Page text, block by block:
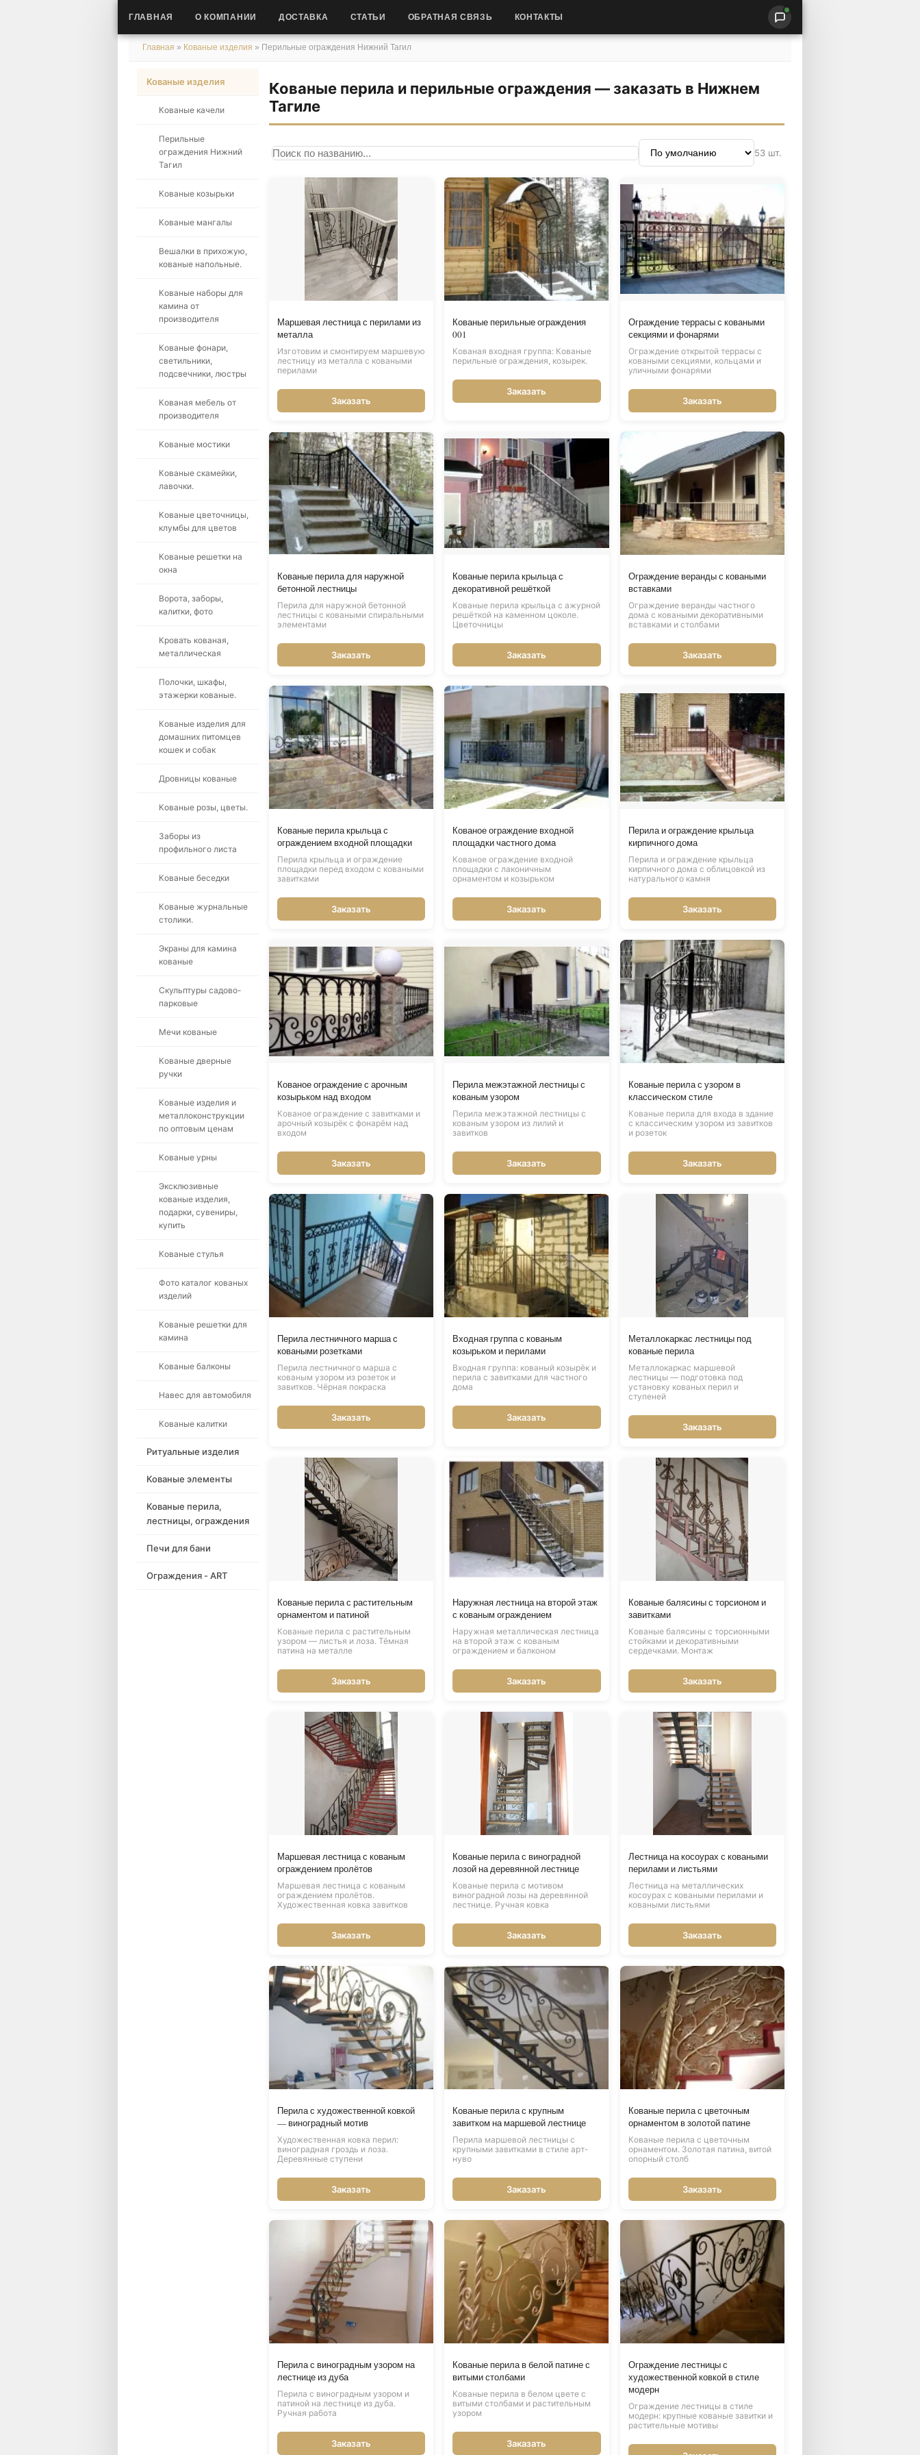
ГЛАВНАЯ О КОМПАНИИ ДОСТАВКА СТАТЬИ ОБРАТНАЯ СВЯЗЬ КОНТАКТЫ
Главная » Кованые изделия » Перильные ограждения Нижний Тагил
Кованые изделия
Кованые качели
Перильные
ограждения Нижний
Тагил
Кованые козырьки
Кованые мангалы
Вешалки в прихожую,
кованые напольные.
Кованые наборы для
камина от
производителя
Кованые фонари,
светильники,
подсвечники, люстры
Кованая мебель от
производителя
Кованые мостики
Кованые скамейки,
лавочки.
Кованые цветочницы,
клумбы для цветов
Кованые решетки на
окна
Ворота, заборы,
калитки, фото
Кровать кованая,
металлическая
Полочки, шкафы,
этажерки кованые.
Кованые изделия для
домашних питомцев
кошек и собак
Дровницы кованые
Кованые розы, цветы.
Заборы из
профильного листа
Кованые беседки
Кованые журнальные
столики.
Экраны для камина
кованые
Скульптуры садово-
парковые
Мечи кованые
Кованые дверные
ручки
Кованые изделия и
металлоконструкции
по оптовым ценам
Кованые урны
Эксклюзивные
кованые изделия,
подарки, сувениры,
купить
Кованые стулья
Фото каталог кованых
изделий
Кованые решетки для
камина
Кованые балконы
Навес для автомобиля
Кованые калитки
Ритуальные изделия
Кованые элементы
Кованые перила,
лестницы, ограждения
Печи для бани
Ограждения - ART
Кованые перила и перильные ограждения — заказать в Нижнем
Тагиле
Поиск по названию
Сортировка
53 шт.
Маршевая лестница с перилами из
металла
Изготовим и смонтируем маршевую
лестницу из металла с коваными
перилами
Заказать
Кованые перильные ограждения
001
Кованая входная группа: Кованые
перильные ограждения, козырек.
Заказать
Ограждение террасы с коваными
секциями и фонарями
Ограждение открытой террасы с
коваными секциями, кольцами и
уличными фонарями
Заказать
Кованые перила для наружной
бетонной лестницы
Перила для наружной бетонной
лестницы с коваными спиральными
элементами
Заказать
Кованые перила крыльца с
декоративной решёткой
Кованые перила крыльца с ажурной
решёткой на каменном цоколе.
Цветочницы
Заказать
Ограждение веранды с коваными
вставками
Ограждение веранды частного
дома с коваными декоративными
вставками и столбами
Заказать
Кованые перила крыльца с
ограждением входной площадки
Перила крыльца и ограждение
площадки перед входом с коваными
завитками
Заказать
Кованое ограждение входной
площадки частного дома
Кованое ограждение входной
площадки с лаконичным
орнаментом и козырьком
Заказать
Перила и ограждение крыльца
кирпичного дома
Перила и ограждение крыльца
кирпичного дома с облицовкой из
натурального камня
Заказать
Кованое ограждение с арочным
козырьком над входом
Кованое ограждение с завитками и
арочный козырёк с фонарём над
входом
Заказать
Перила межэтажной лестницы с
кованым узором
Перила межэтажной лестницы с
кованым узором из лилий и
завитков
Заказать
Кованые перила с узором в
классическом стиле
Кованые перила для входа в здание
с классическим узором из завитков
и розеток
Заказать
Перила лестничного марша с
коваными розетками
Перила лестничного марша с
кованым узором из розеток и
завитков. Чёрная покраска
Заказать
Входная группа с кованым
козырьком и перилами
Входная группа: кованый козырёк и
перила с завитками для частного
дома
Заказать
Металлокаркас лестницы под
кованые перила
Металлокаркас маршевой
лестницы — подготовка под
установку кованых перил и
ступеней
Заказать
Кованые перила с растительным
орнаментом и патиной
Кованые перила с растительным
узором — листья и лоза. Тёмная
патина на металле
Заказать
Наружная лестница на второй этаж
с кованым ограждением
Наружная металлическая лестница
на второй этаж с кованым
ограждением и балконом
Заказать
Кованые балясины с торсионом и
завитками
Кованые балясины с торсионными
стойками и декоративными
сердечками. Монтаж
Заказать
Маршевая лестница с кованым
ограждением пролётов
Маршевая лестница с кованым
ограждением пролётов.
Художественная ковка завитков
Заказать
Кованые перила с виноградной
лозой на деревянной лестнице
Кованые перила с мотивом
виноградной лозы на деревянной
лестнице. Ручная ковка
Заказать
Лестница на косоурах с коваными
перилами и листьями
Лестница на металлических
косоурах с коваными перилами и
коваными листьями
Заказать
Перила с художественной ковкой
— виноградный мотив
Художественная ковка перил:
виноградная гроздь и лоза.
Деревянные ступени
Заказать
Кованые перила с крупным
завитком на маршевой лестнице
Перила маршевой лестницы с
крупными завитками в стиле арт-
нуво
Заказать
Кованые перила с цветочным
орнаментом в золотой патине
Кованые перила с цветочным
орнаментом. Золотая патина, витой
опорный столб
Заказать
Перила с виноградным узором на
лестнице из дуба
Перила с виноградным узором и
патиной на лестнице из дуба.
Ручная работа
Заказать
Кованые перила в белой патине с
витыми столбами
Кованые перила в белом цвете с
витыми столбами и растительным
узором
Заказать
Ограждение лестницы с
художественной ковкой в стиле
модерн
Ограждение лестницы в стиле
модерн: крупные кованые завитки и
растительные мотивы